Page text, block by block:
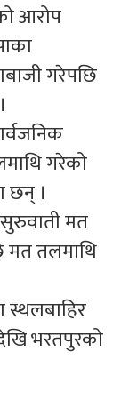
आरोप
गरेपछि
गरेको
छन् ।
मत
मत तलमाथि
स्थलबाहिर
भरतपुरको